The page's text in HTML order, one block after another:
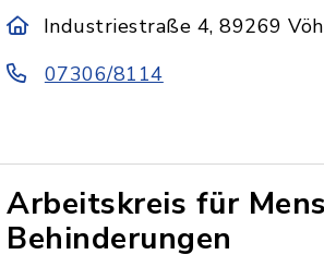
Industriestraße 4, 89269
07306/8114
Arbeitskreis für
Behinderungen